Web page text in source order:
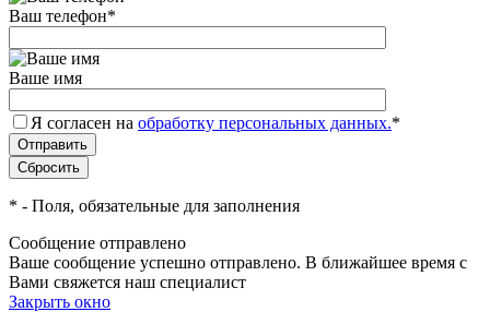
Ваш телефон*
Ваше имя
Я согласен на обработку персональных данных.*
* - Поля, обязательные для заполнения
Сообщение отправлено
Ваше сообщение успешно отправлено. В ближайшее время с
Вами свяжется наш специалист
Закрыть окно